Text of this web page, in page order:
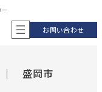
お問い合わせ
｜ 盛岡市